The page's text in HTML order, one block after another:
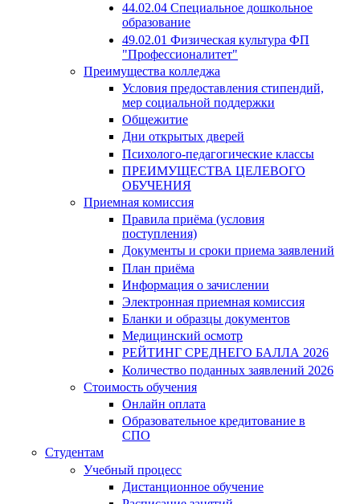
44.02.04 Специальное дошкольное
образование
49.02.01 Физическая культура ФП
"Профессионалитет"
Преимущества колледжа
Условия предоставления стипендий,
мер социальной поддержки
Общежитие
Дни открытых дверей
Психолого-педагогические классы
ПРЕИМУЩЕСТВА ЦЕЛЕВОГО
ОБУЧЕНИЯ
Приемная комиссия
Правила приёма (условия
поступления)
Документы и сроки приема заявлений
План приёма
Информация о зачислении
Электронная приемная комиссия
Бланки и образцы документов
Медицинский осмотр
РЕЙТИНГ СРЕДНЕГО БАЛЛА 2026
Количество поданных заявлений 2026
Стоимость обучения
Онлайн оплата
Образовательное кредитование в
СПО
Студентам
Учебный процесс
Дистанционное обучение